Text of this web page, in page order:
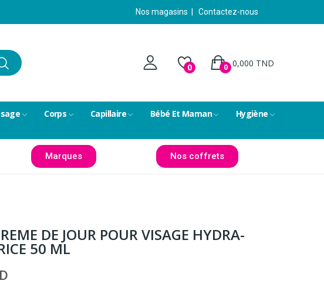
Nos magasins Contactez-nous
0 0,000 TND
0
Corps Capillaire Bébé Et Maman
Hygiène
Marques Nos coffrets
DE JOUR POUR VISAGE HYDRA-
50 ML